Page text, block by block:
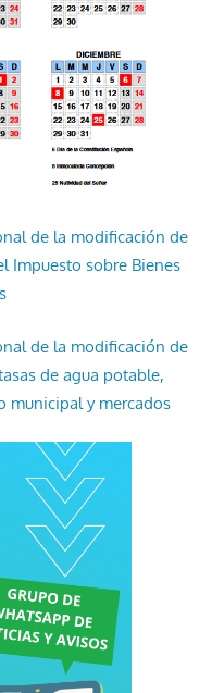
de la modificación de
Impuesto sobre Bienes
de la modificación de
de agua potable,
municipal y mercados